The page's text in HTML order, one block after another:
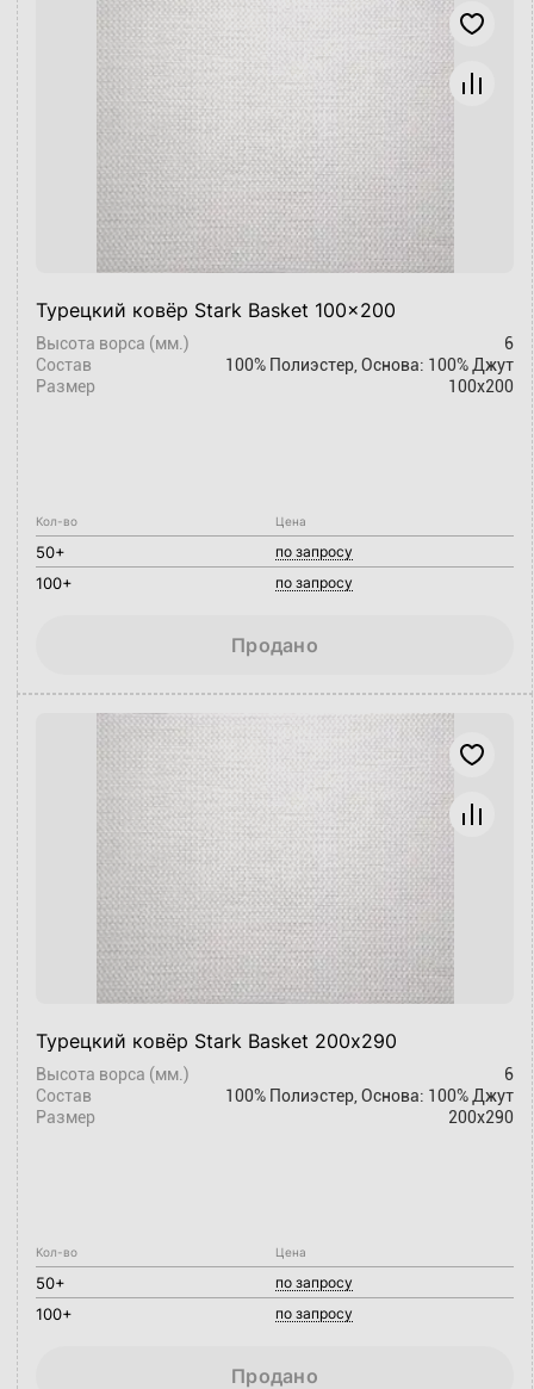
Турецкий ковёр Stark Basket 100x200
Высота ворса (мм.)
6
Состав
100% Полиэстер, Основа: 100% Джут
Размер
100х200
Кол-во
50+
100+
Цена
по запросу
по запросу
Продано
Турецкий ковёр Stark Basket 200х290
Высота ворса (мм.)
6
Состав
100% Полиэстер, Основа: 100% Джут
Размер
200x290
Кол-во
50+
100+
Цена
по запросу
по запросу
Продано